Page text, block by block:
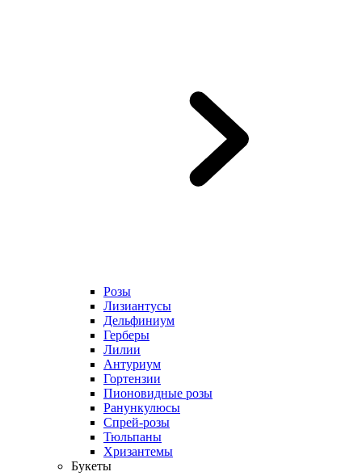
Розы
Лизиантусы
Дельфиниум
Герберы
Лилии
Антуриум
Гортензии
Пионовидные розы
Ранункулюсы
Спрей-розы
Тюльпаны
Хризантемы
Букеты